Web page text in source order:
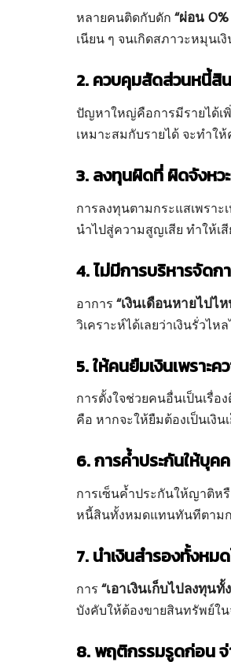
หลายคนติดกับดัก “ผ่อน
เนียน ๆ จนเกิดสภาวะหมุน
2. ควบคุมสัดส่วนหนี้สิ
ปัญหาใหญ่คือการมีรายได้เ
เหมาะสมกับรายได้ จะทำใ
3. ลงทุนผิดที่ ผิดจังหว
การลงทุนตามกระแสเพรา
นำไปสู่ความสูญเสีย ทำให้เ
4. ไม่มีการบริหารจัดก
อาการ “เงินเดือนหายไปไ
วิเคราะห์ได้เลยว่าเงินรั่วไ
5. ให้คนยืมเงินเพราะค
การตั้งใจช่วยคนอื่นเป็นเรื่อ
คือ หากจะให้ยืมต้องเป็นเงิ
6. การค้ำประกันให้บุค
การเซ็นค้ำประกันให้ญาติห
หนี้สินทั้งหมดแทนทันทีตาม
7. นำเงินสำรองทั้งหม
การ “เอาเงินเก็บไปลงทุนทั้
บังคับให้ต้องขายสินทรัพย์ใ
8. พฤติกรรมรูดก่อน